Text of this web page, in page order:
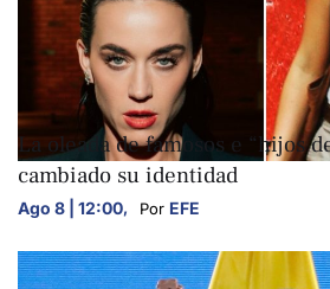
ARTE Y CULTURA
La oleada de famosos e “hijos
cambiado su identidad
Ago 8 | 12:00, Por EFE